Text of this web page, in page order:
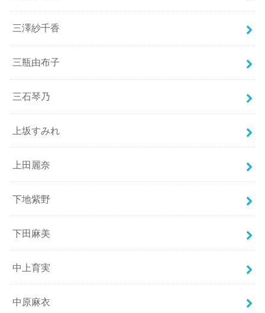
三澤紗千香
三瓶由布子
三石琴乃
上坂すみれ
上田麗奈
下地紫野
下田麻美
中上育実
中原麻衣